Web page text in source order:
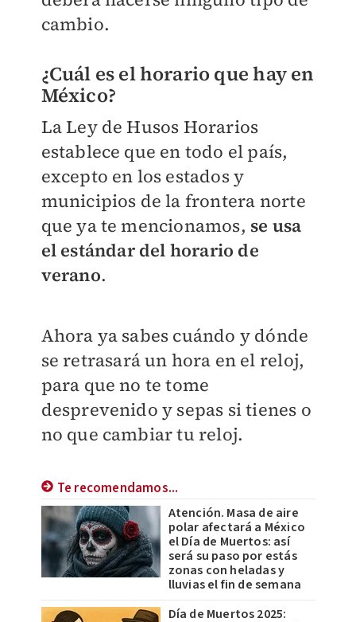
cambio.
¿Cuál es el horario que hay en
México?
La Ley de Husos Horarios
establece que en todo el país,
excepto en los estados y
municipios de la frontera norte
que ya te mencionamos, se usa
el estándardel horario de
verano.
Ahora ya sabes cuándo y dónde
se retrasará un hora en el reloj,
para que no te tome
desprevenido y sepas si tienes o
no que cambiar tu reloj.
Te recomendamos...
Atención. Masa de aire
polar afectará a México
el Día de Muertos: así
será su paso por estás
zonas con heladas y
lluvias el fin de semana
Día de Muertos 2025: